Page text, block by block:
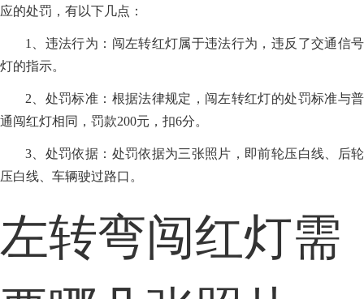
应的处罚，有以下几点：
1、违法行为：闯左转红灯属于违法行为，违反了交通信号
灯的指示。
2、处罚标准：根据法律规定，闯左转红灯的处罚标准与普
通闯红灯相同，罚款200元，扣6分。
3、处罚依据：处罚依据为三张照片，即前轮压白线、后轮
压白线、车辆驶过路口。
左转弯闯红灯需